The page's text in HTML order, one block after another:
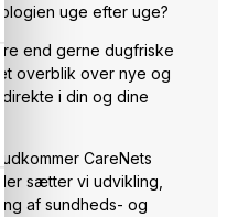
uge efter uge?
end gerne dugfriske
overblik over nye og
i din og dine
CareNets
sætter vi udvikling,
af sundheds- og